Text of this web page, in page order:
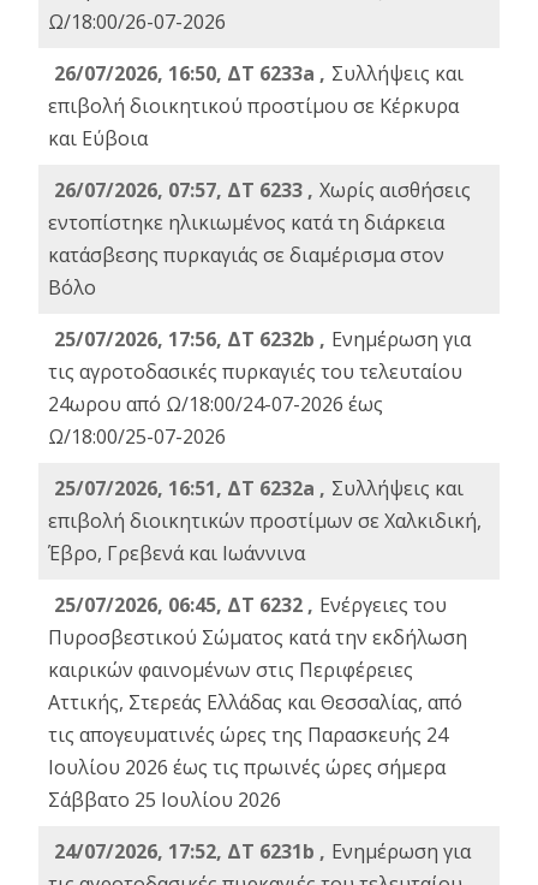
Ω/18:00/26-07-2026
26/07/2026, 16:50, ΔΤ 6233a , Συλλήψεις και
επιβολή διοικητικού προστίμου σε Κέρκυρα
και Εύβοια
26/07/2026, 07:57, ΔΤ 6233 , Χωρίς αισθήσεις
εντοπίστηκε ηλικιωμένος κατά τη διάρκεια
κατάσβεσης πυρκαγιάς σε διαμέρισμα στον
Βόλο
25/07/2026, 17:56, ΔΤ 6232b , Ενημέρωση για
τις αγροτοδασικές πυρκαγιές του τελευταίου
24ωρου από Ω/18:00/24-07-2026 έως
Ω/18:00/25-07-2026
25/07/2026, 16:51, ΔΤ 6232a , Συλλήψεις και
επιβολή διοικητικών προστίμων σε Χαλκιδική,
Έβρο, Γρεβενά και Ιωάννινα
25/07/2026, 06:45, ΔΤ 6232 , Ενέργειες του
Πυροσβεστικού Σώματος κατά την εκδήλωση
καιρικών φαινομένων στις Περιφέρειες
Αττικής, Στερεάς Ελλάδας και Θεσσαλίας, από
τις απογευματινές ώρες της Παρασκευής 24
Ιουλίου 2026 έως τις πρωινές ώρες σήμερα
Σάββατο 25 Ιουλίου 2026
24/07/2026, 17:52, ΔΤ 6231b , Ενημέρωση για